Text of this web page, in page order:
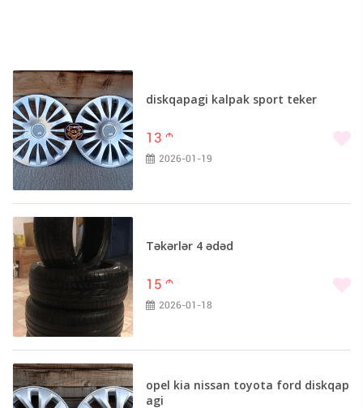
diskqapagi kalpak sport teker
13 m
2026-01-19
Təkərlər 4 ədəd
15 m
2026-01-18
opel kia nissan toyota ford diskqap
agi